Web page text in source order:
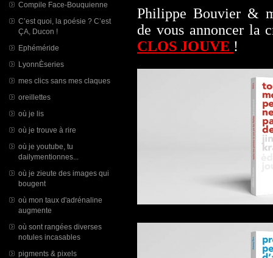
Compile Face-Bouquienne
C’est quoi, la poésie ? C’est
ÇA, Ducon !
Ephéméride
LyonnÈseries
mes clics sans mes claques
oreillettes
où je lis
où je trouve à rire
où je youtube, tu
dailymentionnes...
où je zieute des images qui
bougent
où mon taux d'adrénaline
augmente
où sont rangées diverses
notules incasables
pigments & pixels
Philippe Bouvier &
de vous annoncer la
CLOS JOUVE !